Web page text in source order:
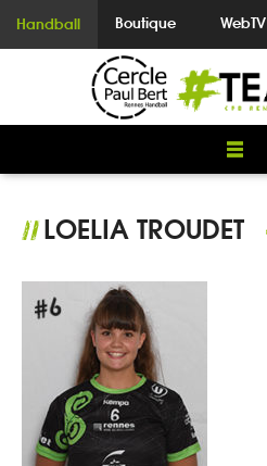
Handball Boutique WebTV
//LOELIA TROUDET